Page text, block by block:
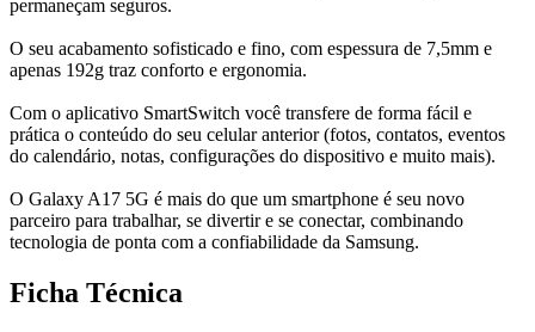
permaneçam seguros.
O seu acabamento sofisticado e fino, com espessura de 7,5mm e
apenas 192g traz conforto e ergonomia.
Com o aplicativo SmartSwitch você transfere de forma fácil e
prática o conteúdo do seu celular anterior (fotos, contatos, eventos
do calendário, notas, configurações do dispositivo e muito mais).
O Galaxy A17 5G é mais do que um smartphone é seu novo
parceiro para trabalhar, se divertir e se conectar, combinando
tecnologia de ponta com a confiabilidade da Samsung.
Ficha Técnica